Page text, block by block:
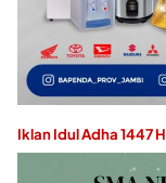
Iklan Idul Adha 1447 H